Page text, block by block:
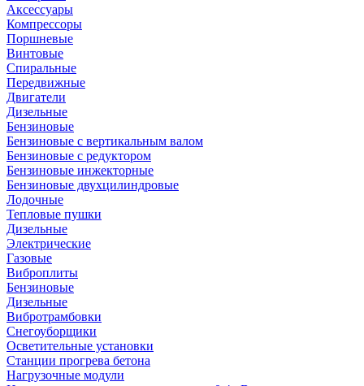
Аксессуары
Компрессоры
Поршневые
Винтовые
Спиральные
Передвижные
Двигатели
Дизельные
Бензиновые
Бензиновые с вертикальным валом
Бензиновые с редуктором
Бензиновые инжекторные
Бензиновые двухцилиндровые
Лодочные
Тепловые пушки
Дизельные
Электрические
Газовые
Виброплиты
Бензиновые
Дизельные
Вибротрамбовки
Снегоуборщики
Осветительные установки
Станции прогрева бетона
Нагрузочные модули